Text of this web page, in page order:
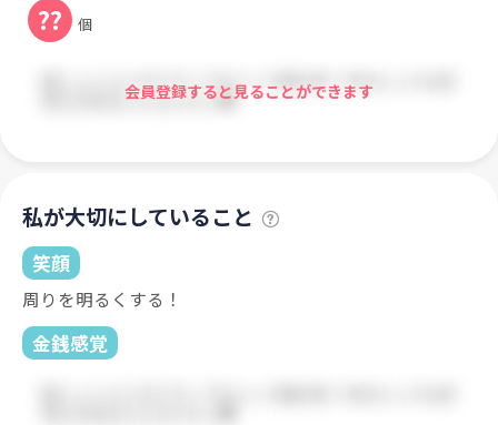
?? 個
会員登録すると見ることができます
私が大切にしていること
笑顔
周りを明るくする！
金銭感覚